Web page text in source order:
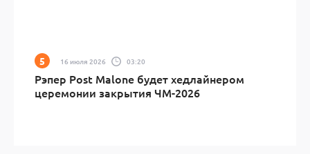
16 июля 2026 03:20
Рэпер Post Malone будет хедлайнером
церемонии закрытия ЧМ-2026